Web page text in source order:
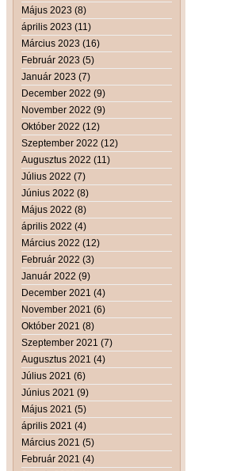
Május 2023 (8)
április 2023 (11)
Március 2023 (16)
Február 2023 (5)
Január 2023 (7)
December 2022 (9)
November 2022 (9)
Október 2022 (12)
Szeptember 2022 (12)
Augusztus 2022 (11)
Július 2022 (7)
Június 2022 (8)
Május 2022 (8)
április 2022 (4)
Március 2022 (12)
Február 2022 (3)
Január 2022 (9)
December 2021 (4)
November 2021 (6)
Október 2021 (8)
Szeptember 2021 (7)
Augusztus 2021 (4)
Július 2021 (6)
Június 2021 (9)
Május 2021 (5)
április 2021 (4)
Március 2021 (5)
Február 2021 (4)